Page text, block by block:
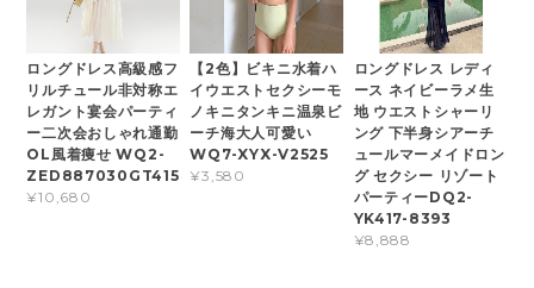
ロングドレス高級感フ
リルチュール非対称エ
レガント宴会パーティ
ー二次会おしゃれ通勤
OL風着痩せ WQ2-
ZED887030GT415
¥10,680
【2色】ビキニ水着ハ
イウエストセクシーモ
ノキニタンキニ温泉ビ
ーチ海大人可愛い
WQ7-XYX-V2525
¥3,580
ロングドレス レディ
ース ネイビーラメ生
地 ウエストシャーリ
ング 下半身シアーチ
ュールマーメイドロン
グ セクシー リゾート
パーティーDQ2-
YK417-8393
¥8,888